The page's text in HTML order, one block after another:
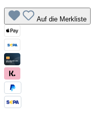
Auf die Merkliste